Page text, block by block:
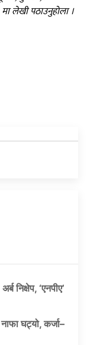
मा लेखी पठाउनुहोला ।
निक्षेप, ‘एनपीए’
घट्यो, कर्जा–